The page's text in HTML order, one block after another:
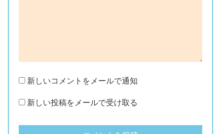
新しいコメントをメールで通知
新しい投稿をメールで受け取る